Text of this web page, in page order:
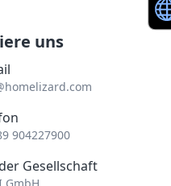
uns
904227900
Gesellschaft